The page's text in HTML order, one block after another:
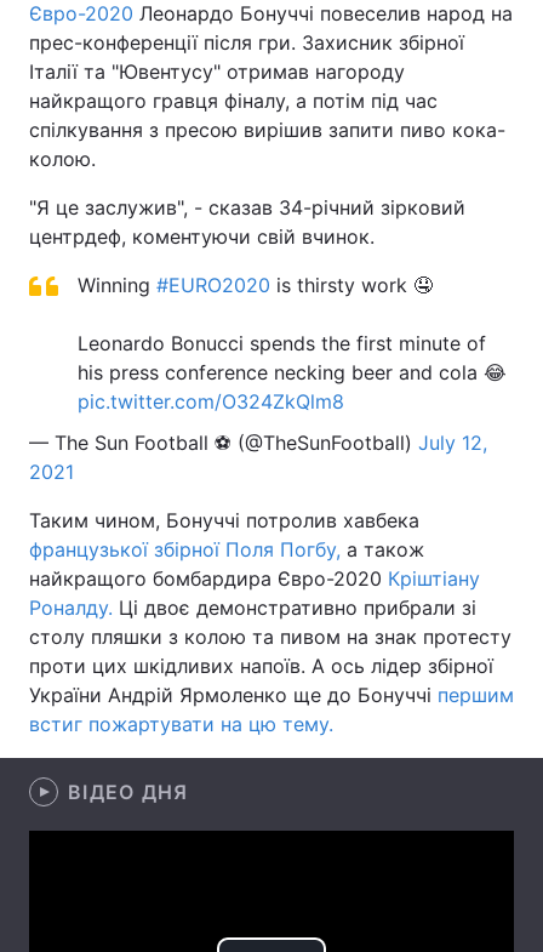
Україна Політика
Економіка Світ
Спорт Наука
Зброя Інциденти
Здоров'я Туризм
Цікавинки Погода
Екологія Регіони
Лонгріди
Відео з Youtube Статті
Інтерв'ю Думки
Архів Вакансії
Контакти
Євро-2020 Леонардо Бонуччі повеселив народ на
прес-конференції після гри. Захисник збірної
Італії та "Ювентусу" отримав нагороду
найкращого гравця фіналу, а потім під час
спілкування з пресою вирішив запити пиво кока-
колою.
"Я це заслужив", - сказав 34-річний зірковий
центрдеф, коментуючи свій вчинок.
Winning #EURO2020 is thirsty work 🤤
Leonardo Bonucci spends the first minute of
his press conference necking beer and cola 😂
pic.twitter.com/O324ZkQlm8
— The Sun Football ⚽ (@TheSunFootball) July 12,
2021
Таким чином, Бонуччі потролив хавбека
французької збірної Поля Погбу, а також
найкращого бомбардира Євро-2020 Кріштіану
Роналду. Ці двоє демонстративно прибрали зі
столу пляшки з колою та пивом на знак протесту
проти цих шкідливих напоїв. А ось лідер збірної
України Андрій Ярмоленко ще до Бонуччі першим
встиг пожартувати на цю тему.
ВІДЕО ДНЯ